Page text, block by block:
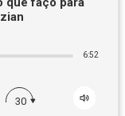
6:52
30